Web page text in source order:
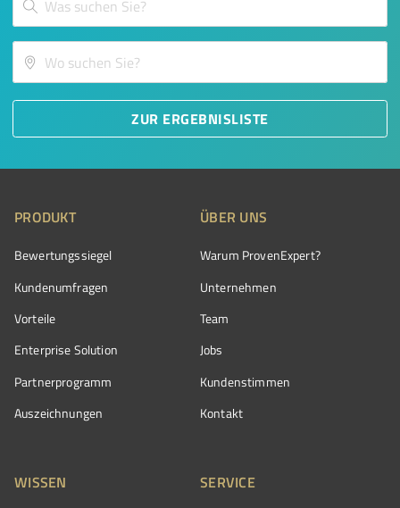
ZUR ERGEBNISLISTE
PRODUKT
Bewertungssiegel
Kundenumfragen
Vorteile
Enterprise Solution
Partnerprogramm
Auszeichnungen
ÜBER UNS
Warum ProvenExpert?
Unternehmen
Team
Jobs
Kundenstimmen
Kontakt
WISSEN SERVICE